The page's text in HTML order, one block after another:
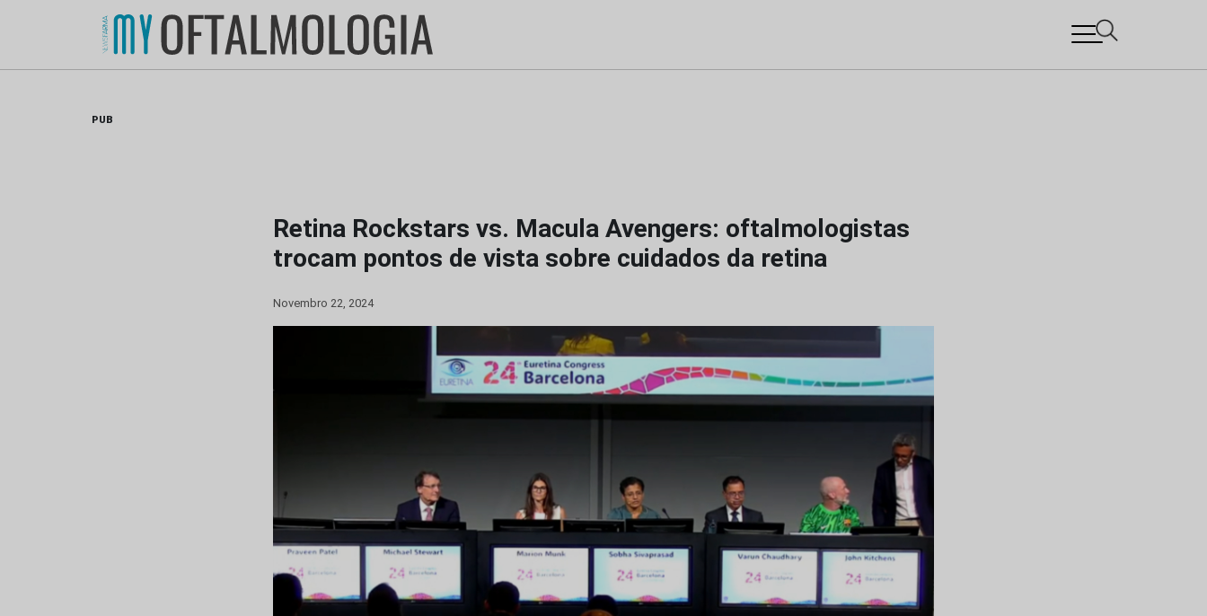
PUB
Retina Rockstars vs. Macula Avengers: oftalmologistas
trocam pontos de vista sobre cuidados da retina
Novembro 22, 2024